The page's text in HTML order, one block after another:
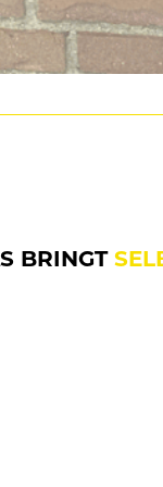
BRINGT